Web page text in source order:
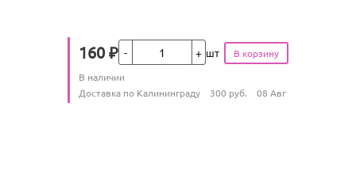
Цена
160 ₽Кол-во шт
Количество
В наличии
Условия доставки
Доставка по Калининграду 300 руб. 08 Авг